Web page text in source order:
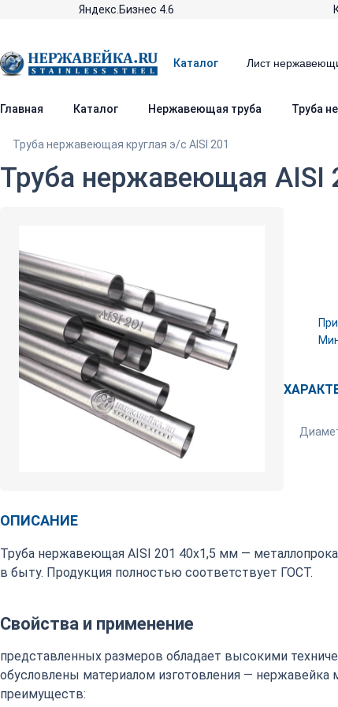
Яндекс.Бизнес 4.6
Каталог
Главная Каталог Нержавеющая труба Труба
Труба нержавеющая круглая э/c AISI 201
Труба нержавеющая AISI
ОПИСАНИЕ
Труба нержавеющая AISI 201 40х1,5 мм —
в быту. Продукция полностью соответствует ГОСТ.
Свойства и применение
представленных размеров обладает высокими
обусловлены материалом изготовления — нержавейка
преимуществ: